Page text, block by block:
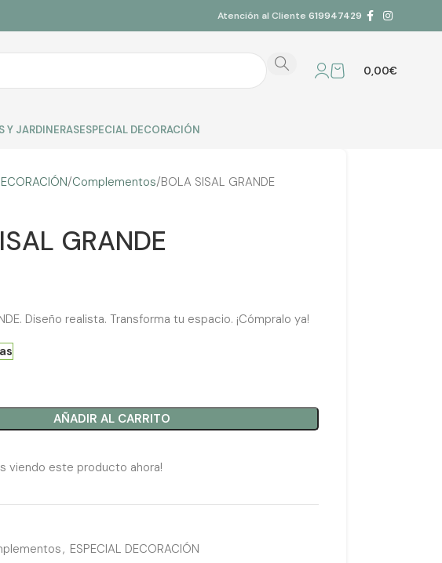
Atención al Cliente 619947429
0,00€
Y JARDINERASESPECIAL DECORACIÓN
Complementos BOLA SISAL GRANDE
GRANDE
Diseño realista. Transforma tu espacio. ¡Cómpralo ya!
AÑADIR AL CARRITO
viendo este producto ahora!
, ESPECIAL DECORACIÓN